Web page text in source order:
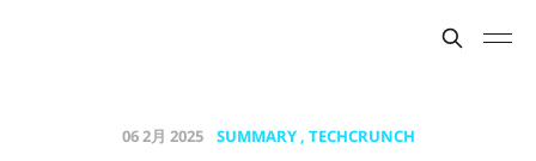
06 2月 2025 SUMMARY TECHCRUNCH